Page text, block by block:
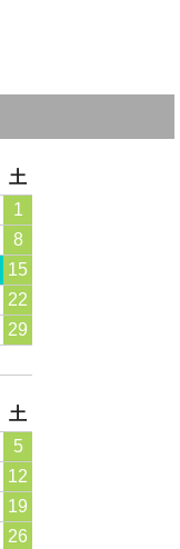
土
1
8
15
22
29
土
5
12
19
26